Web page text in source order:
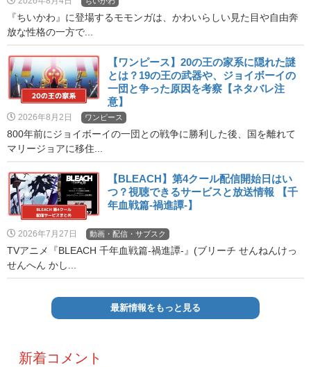
『ちいかわ』に登場するモモンガは、かわいらしい見た目や自由奔
放な性格の一方で...
【ワンピース】20の王の家系に隠れた謎
とは？19の王の武器や、ジョイボーイの
一団と争った原因を考察【ネタバレ注
意】
2026年8月2日 ワンピース
800年前にジョイボーイの一団との戦争に勝利した後、国を離れて
マリージョアに移住...
【BLEACH】第4クール配信開始日はい
つ？視聴できるサービスと放送情報 【千
年血戦篇-禍進譚-】
2026年7月27日 動画・配信・サブスク
TVアニメ『BLEACH 千年血戦篇-禍進譚-』(ブリーチ せんねんけっ
せんへん かし...
最新情報をもっと見る
新着コメント